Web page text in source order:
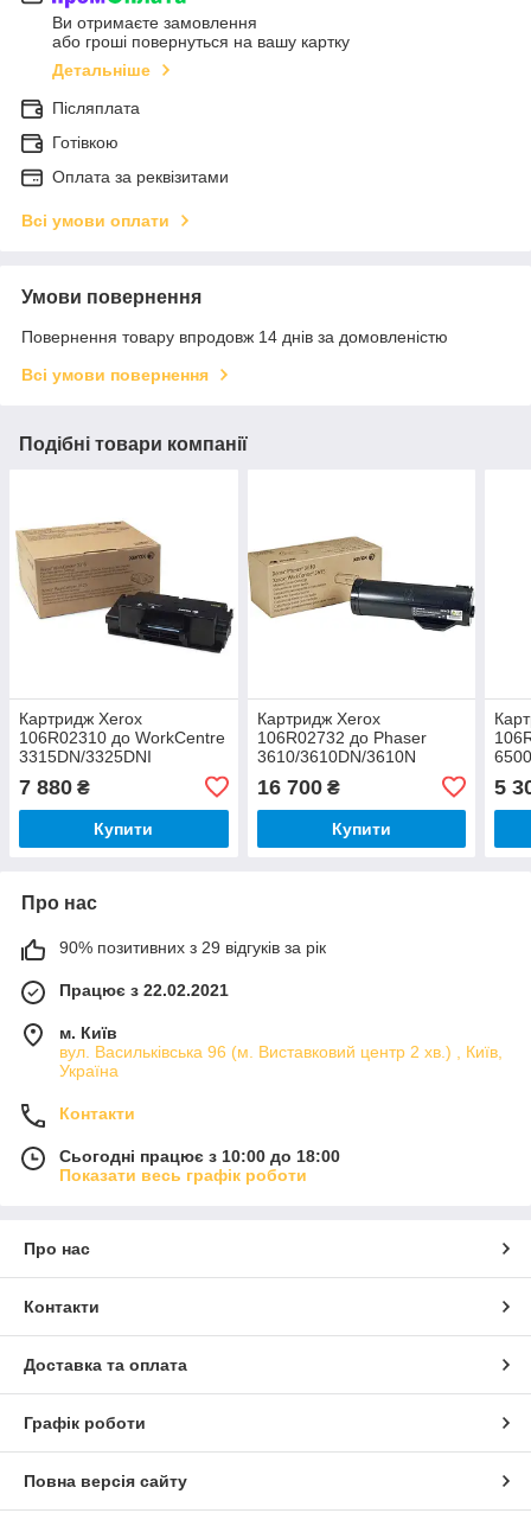
Ви отримаєте замовлення
або гроші повернуться на вашу картку
Детальніше
Післяплата
Готівкою
Оплата за реквізитами
Всі умови оплати
Умови повернення
Повернення товару впродовж 14 днів за домовленістю
Всі умови повернення
Подібні товари компанії
Картридж Xerox
106R02310 до WorkCentre
3315DN/3325DNI
7 880 ₴
Купити
Картридж Xerox
106R02732 до Phaser
3610/3610DN/3610N
WorkCentre 3615/3615DN
16 700₴
Купити
5
Про нас
90% позитивних з 29 відгуків за рік
Працює з 22.02.2021
м. Київ
вул. Васильківська 96 (м. Виставковий центр 2 хв.) , Київ,
Україна
Контакти
Сьогодні працює з 10:00 до 18:00
Показати весь графік роботи
Про нас
Контакти
Доставка та оплата
Графік роботи
Повна версія сайту